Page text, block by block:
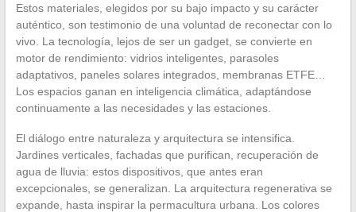
Estos materiales, elegidos por su bajo impacto y su carácter
auténtico, son testimonio de una voluntad de reconectar con lo
vivo. La tecnología, lejos de ser un gadget, se convierte en
motor de rendimiento: vidrios inteligentes, parasoles
adaptativos, paneles solares integrados, membranas ETFE…
Los espacios ganan en inteligencia climática, adaptándose
continuamente a las necesidades y las estaciones.
El diálogo entre naturaleza y arquitectura se intensifica.
Jardines verticales, fachadas que purifican, recuperación de
agua de lluvia: estos dispositivos, que antes eran
excepcionales, se generalizan. La arquitectura regenerativa se
expande, hasta inspirar la permacultura urbana. Los colores